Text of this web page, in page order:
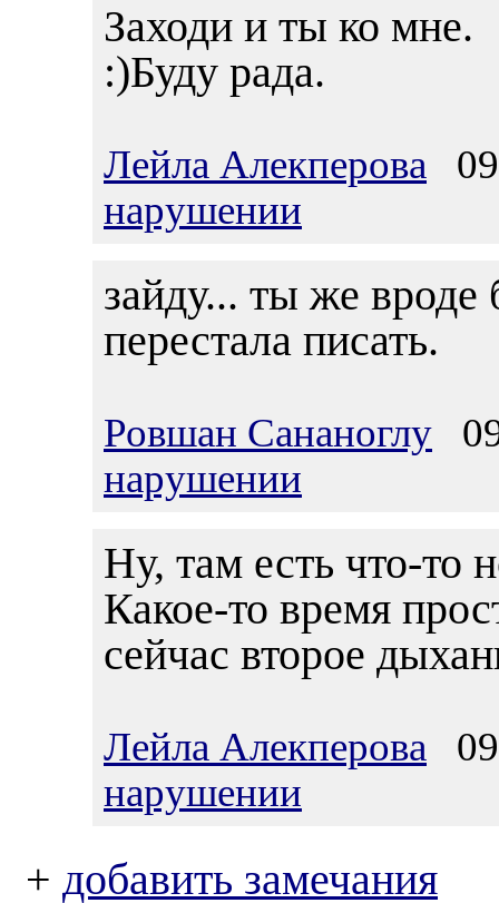
Заходи и ты ко мне.
:)Буду рада.
Лейла Алекперова
нарушении
зайду... ты же
перестала писать.
Ровшан Сананоглу
нарушении
Ну, там есть что-то
Какое-то время
сейчас второе
Лейла Алекперова
нарушении
+ добавить замечания